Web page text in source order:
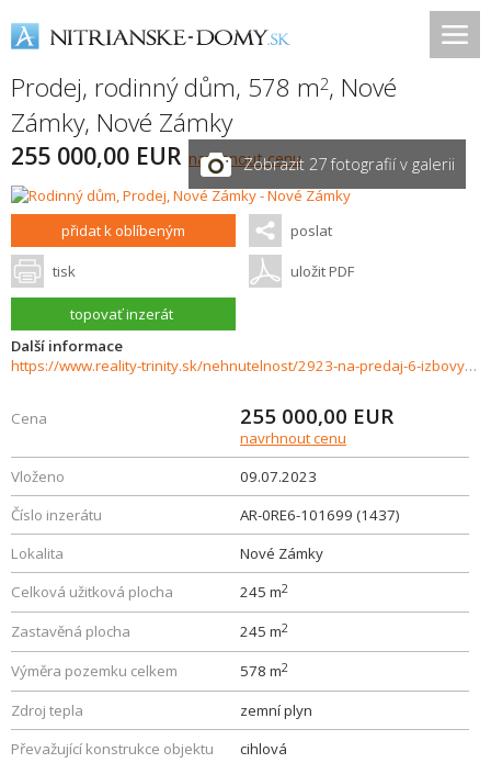
Prodej, rodinný dům, 578 m2, Nové
Zámky, Nové Zámky
255 000,00 EUR navrhnout cenuZobrazit 27 fotografií v galerii
přidat k oblíbeným poslat
tisk uložit PDF
topovať inzerát
Další informace
https://www.reality-trinity.sk/nehnutelnost/2923-na-predaj-6-izbovy-priestranny-dvojpodlazny-rodinny-dom-v-novych-zamkoch
Cena 255 000,00 EUR
navrhnout cenu
Vloženo
09.07.2023
Číslo inzerátu
AR-0RE6-101699 (1437)
Lokalita
Nové Zámky
Celková užitková plocha
245 m2
Zastavěná plocha 245 m2
Výměra pozemku celkem 578 m2
Zdroj tepla
zemní plyn
Převažující konstrukce objektu
cihlová